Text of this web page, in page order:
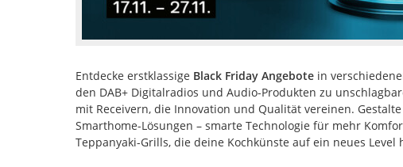
Entdecke erstklassige Black Friday Angebotein
den DAB+ Digitalradios und Audio-Produkten zu
mit Receivern, die Innovation und Qualität vereinen.
Smarthome-Lösungen – smarte Technologie für mehr
Teppanyaki-Grills, die deine Kochkünste auf ein neues Level